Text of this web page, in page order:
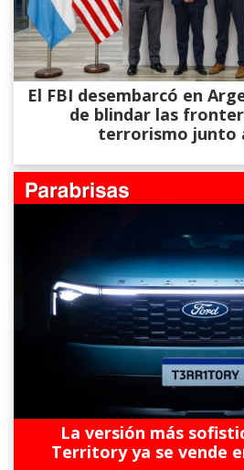
El FBI desembarcó en
de blindar las
terrorismo junto
La versión más
Territory ya se vende